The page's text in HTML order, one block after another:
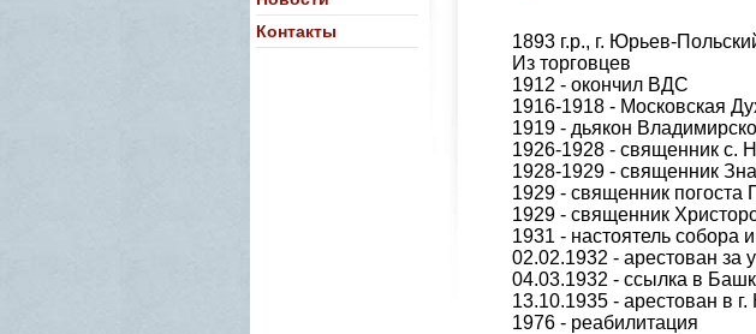
Контакты
1893 г.р., г. Юрьев-
Из торговцев
1912 - окончил ВДС
1916-1918 - Московская
1919 - дьякон
1926-1928 - священник с.
1928-1929 - священник
1929 - священник погоста
1929 - священник
1931 - настоятель собора
02.02.1932 - арестован за
04.03.1932 - ссылка в
13.10.1935 - арестован в
1976 - реабилитация